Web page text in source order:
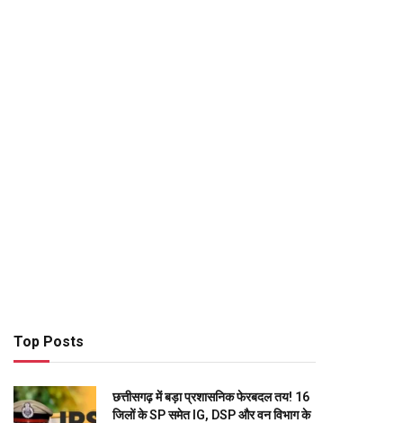
Top Posts
छत्तीसगढ़ में बड़ा प्रशासनिक फेरबदल तय! 16
जिलों के SP समेत IG, DSP और वन विभाग के